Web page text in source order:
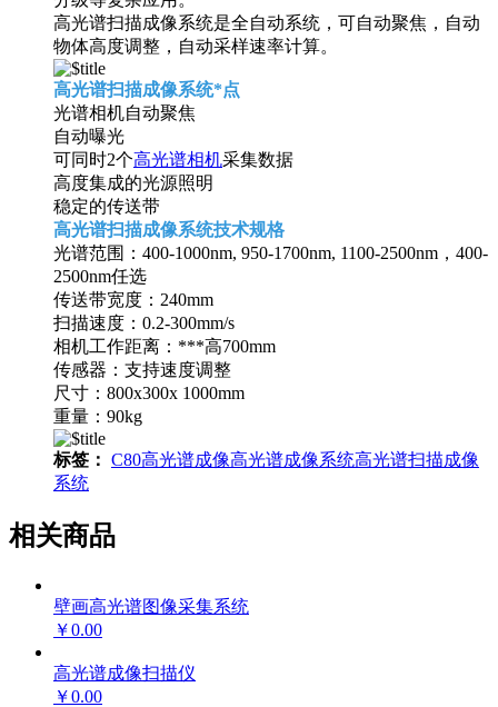
高光谱扫描成像系统是全自动系统，可自动聚焦，自动
物体高度调整，自动采样速率计算。
高光谱扫描成像系统*点
光谱相机自动聚焦
自动曝光
可同时2个高光谱相机采集数据
高度集成的光源照明
稳定的传送带
高光谱扫描成像系统技术规格
光谱范围：400-1000nm, 950-1700nm, 1100-2500nm，400-
2500nm任选
传送带宽度：240mm
扫描速度：0.2-300mm/s
相机工作距离：***高700mm
传感器：支持速度调整
尺寸：800x300x 1000mm
重量：90kg
标签： C80高光谱成像高光谱成像系统高光谱扫描成像
系统
相关商品
壁画高光谱图像采集系统
￥0.00
高光谱成像扫描仪
￥0.00